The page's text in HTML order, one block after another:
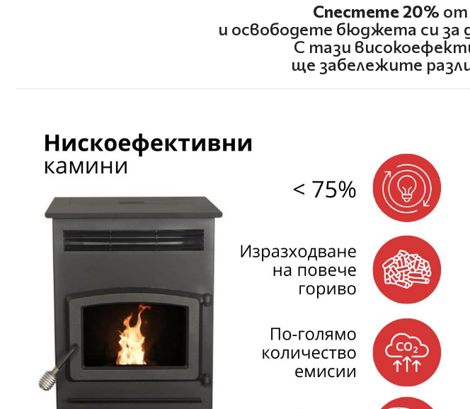
Спестете 20% от
и освободете бюджета си за
С тази
ще забележите